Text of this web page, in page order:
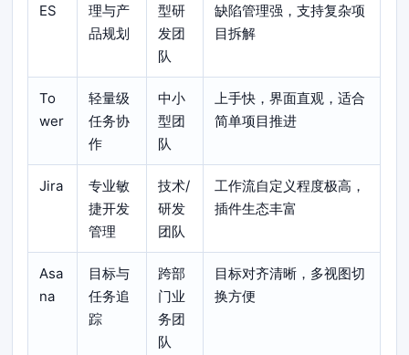
ES
理与产
品规划
型研
发团
队
缺陷管理强，支持复杂项
目拆解
To
wer
轻量级
任务协
作
中小
型团
队
上手快，界面直观，适合
简单项目推进
Jira
专业敏
捷开发
管理
技术/
研发
团队
工作流自定义程度极高，
插件生态丰富
Asa
na
目标与
任务追
踪
跨部
门业
务团
队
目标对齐清晰，多视图切
换方便